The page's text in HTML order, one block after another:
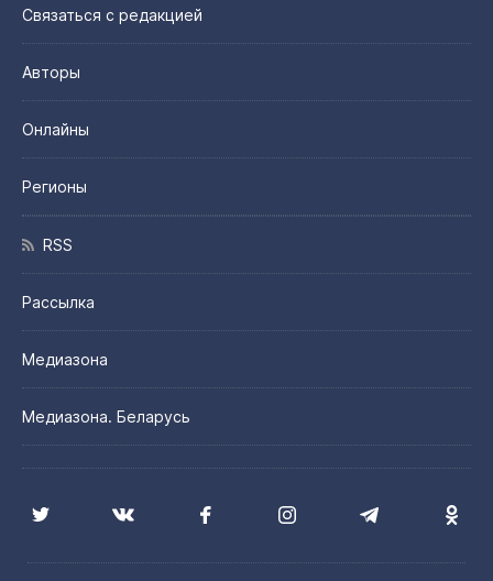
Связаться с редакцией
Авторы
Онлайны
Регионы
RSS
Рассылка
Медиазона
Медиазона. Беларусь